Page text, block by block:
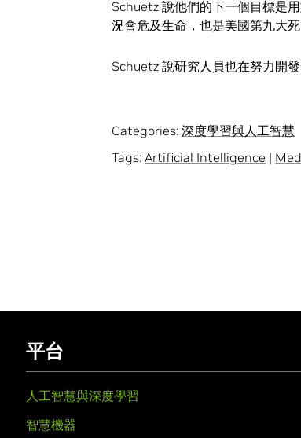
Schuetz 說他們的下一個目標是
況會危及生命，也是美國第九大
Schuetz 說研究人員也在努力開
Categories: 深度學習與人工智慧
Tags: Artificial Intelligence |
平台
人工智慧與深度學習
智慧機器